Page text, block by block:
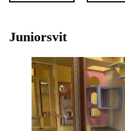
Juniorsvit